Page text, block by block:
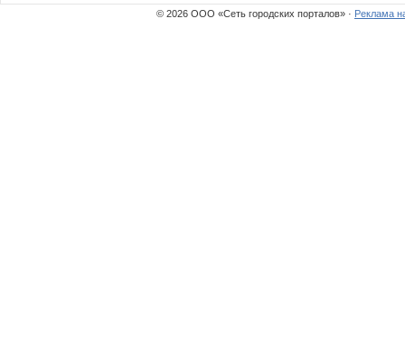
© 2026 ООО «Сеть городских порталов» · Реклама